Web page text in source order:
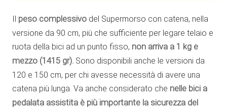
Il peso complessivo del Supermorso con catena, nella
versione da 90 cm, più che sufficiente per legare telaio e
ruota della bici ad un punto fisso, non arriva a 1 kg e
mezzo (1415 gr). Sono disponibili anche le versioni da
120 e 150 cm, per chi avesse necessità di avere una
catena più lunga. Va anche considerato che nelle bici a
pedalata assistita è più importante la sicurezza del